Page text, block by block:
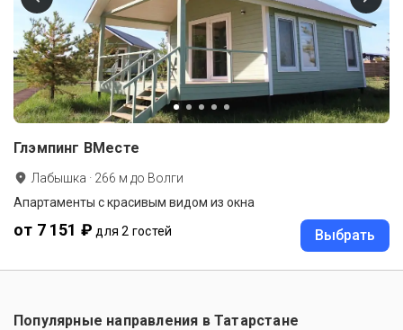
Глэмпинг ВМесте
Лабышка · 266 м до Волги
Апартаменты с красивым видом из окна
от 7 151 ₽ для 2 гостей Выбрать
Популярные направления в Татарстане